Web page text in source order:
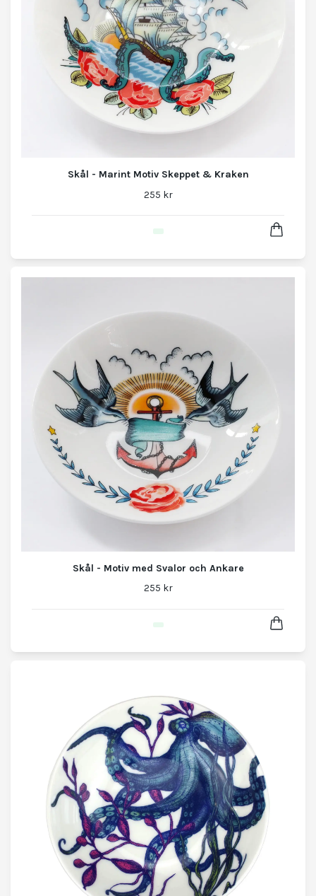
Skål - Marint Motiv Skeppet & Kraken
255 kr
Skål - Motiv med Svalor och Ankare
255 kr